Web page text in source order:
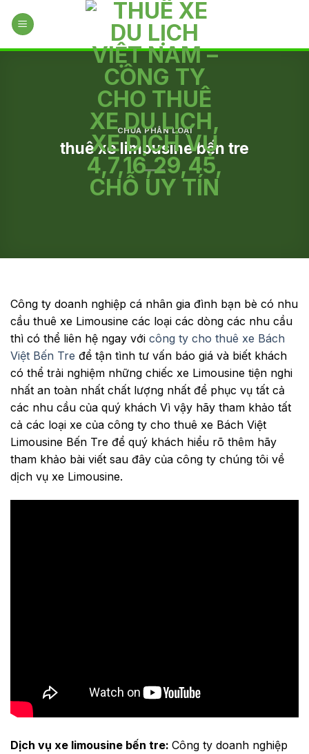
CHƯA PHÂN LOẠI
thuê xe limousine bến tre
Công ty doanh nghiệp cá nhân gia đình bạn bè có nhu
cầu thuê xe Limousine các loại các dòng các nhu cầu
thì có thể liên hệ ngay với công ty cho thuê xe Bách
Việt Bến Tre để tận tình tư vấn báo giá và biết khách
có thể trải nghiệm những chiếc xe Limousine tiện nghi
nhất an toàn nhất chất lượng nhất để phục vụ tất cả
các nhu cầu của quý khách Vì vậy hãy tham khảo tất
cả các loại xe của công ty cho thuê xe Bách Việt
Limousine Bến Tre để quý khách hiểu rõ thêm hãy
tham khảo bài viết sau đây của công ty chúng tôi về
dịch vụ xe Limousine.
Dịch vụ xe limousine bến tre: Công ty doanh nghiệp